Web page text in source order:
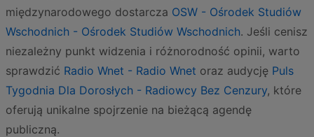
międzynarodowego dostarcza OSW - Ośrodek Studiów
Wschodnich - Ośrodek Studiów Wschodnich. Jeśli cenisz
niezależny punkt widzenia i różnorodność opinii, warto
sprawdzić Radio Wnet - Radio Wnet oraz audycję Puls
Tygodnia Dla Dorosłych - Radiowcy Bez Cenzury, które
oferują unikalne spojrzenie na bieżącą agendę
publiczną.